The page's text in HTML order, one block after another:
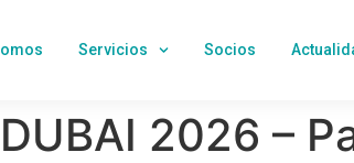
Servicios Socios
2026 –